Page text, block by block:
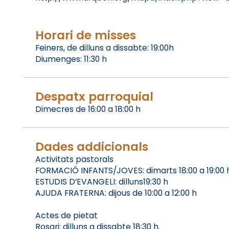
Horari de misses
Feiners, de dilluns a dissabte: 19:00h
Diumenges: 11:30 h
Despatx parroquial
Dimecres de 16:00 a 18:00 h
Dades addicionals
Activitats pastorals
FORMACIÓ INFANTS/JOVES: dimarts 18:00 a 19:00
ESTUDIS D’EVANGELI: dilluns19:30 h
AJUDA FRATERNA: dijous de 10:00 a 12:00 h
Actes de pietat
Rosari: dilluns a dissabte 18:30 h.